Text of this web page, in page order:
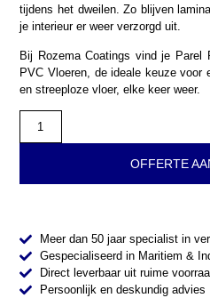
tijdens het dweilen. Zo blijven
je interieur er weer verzorgd uit.
Bij Rozema Coatings vind je Parel
PVC Vloeren, de ideale keuze voor
en streeploze vloer, elke keer weer.
OFFERTE
Meer dan 50 jaar specialist in
Gespecialiseerd in Maritiem &
Direct leverbaar uit ruime
Persoonlijk en deskundig advies